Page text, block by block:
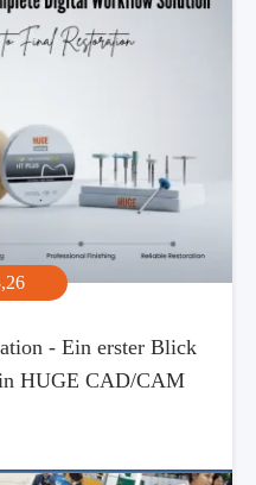
- Ein erster Blick
in HUGE CAD/CAM